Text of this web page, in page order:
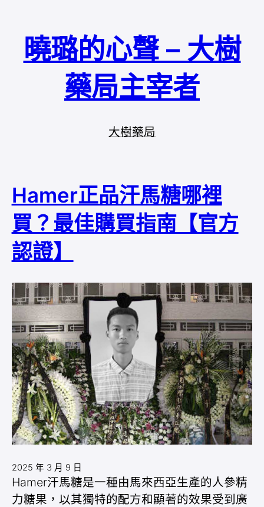
曉璐的心聲 – 大樹
藥局主宰者
大樹藥局
Hamer正品汗馬糖哪裡
買？最佳購買指南【官方
認證】
2025 年 3 月 9 日
Hamer汗馬糖是一種由馬來西亞生產的人參精
力糖果，以其獨特的配方和顯著的效果受到廣